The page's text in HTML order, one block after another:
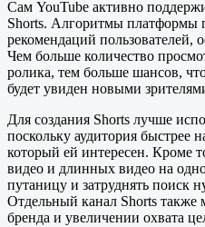
Сам YouTube активно
Shorts. Алгоритмы платформы
рекомендаций пользователей,
Чем больше количество
ролика, тем больше шансов,
будет увиден новыми
Для создания Shorts лучше
поскольку аудитория быстрее
который ей интересен. Кроме
видео и длинных видео на
путаницу и затруднять поиск
Отдельный канал Shorts также
бренда и увеличении охвата